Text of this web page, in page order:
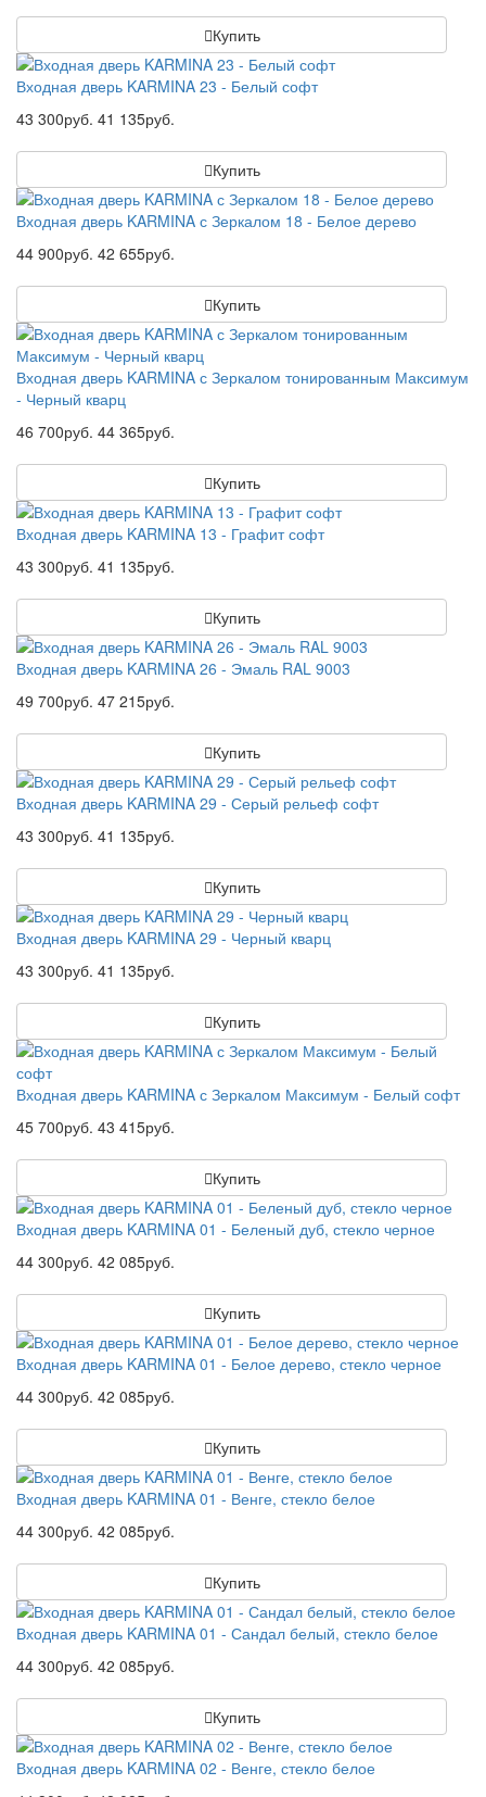
Купить
Входная дверь KARMINA 23 - Белый софт
43 300руб. 41 135руб.
Купить
Входная дверь KARMINA с Зеркалом 18 - Белое дерево
44 900руб. 42 655руб.
Купить
Входная дверь KARMINA с Зеркалом тонированным Максимум
- Черный кварц
46 700руб. 44 365руб.
Купить
Входная дверь KARMINA 13 - Графит софт
43 300руб. 41 135руб.
Купить
Входная дверь KARMINA 26 - Эмаль RAL 9003
49 700руб. 47 215руб.
Купить
Входная дверь KARMINA 29 - Серый рельеф софт
43 300руб. 41 135руб.
Купить
Входная дверь KARMINA 29 - Черный кварц
43 300руб. 41 135руб.
Купить
Входная дверь KARMINA с Зеркалом Максимум - Белый софт
45 700руб. 43 415руб.
Купить
Входная дверь KARMINA 01 - Беленый дуб, стекло черное
44 300руб. 42 085руб.
Купить
Входная дверь KARMINA 01 - Белое дерево, стекло черное
44 300руб. 42 085руб.
Купить
Входная дверь KARMINA 01 - Венге, стекло белое
44 300руб. 42 085руб.
Купить
Входная дверь KARMINA 01 - Сандал белый, стекло белое
44 300руб. 42 085руб.
Купить
Входная дверь KARMINA 02 - Венге, стекло белое